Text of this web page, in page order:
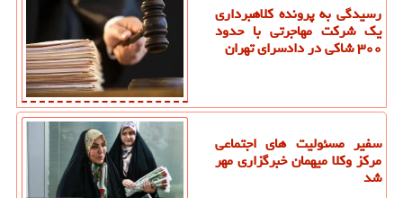
رسیدگی به پرونده کلاهبرداری
یک شرکت مهاجرتی با حدود
۳۰۰ شاکی در دادسرای تهران
سفیر مسئولیت های اجتماعی
مرکز وکلا میهمان خبرگزاری مهر
شد